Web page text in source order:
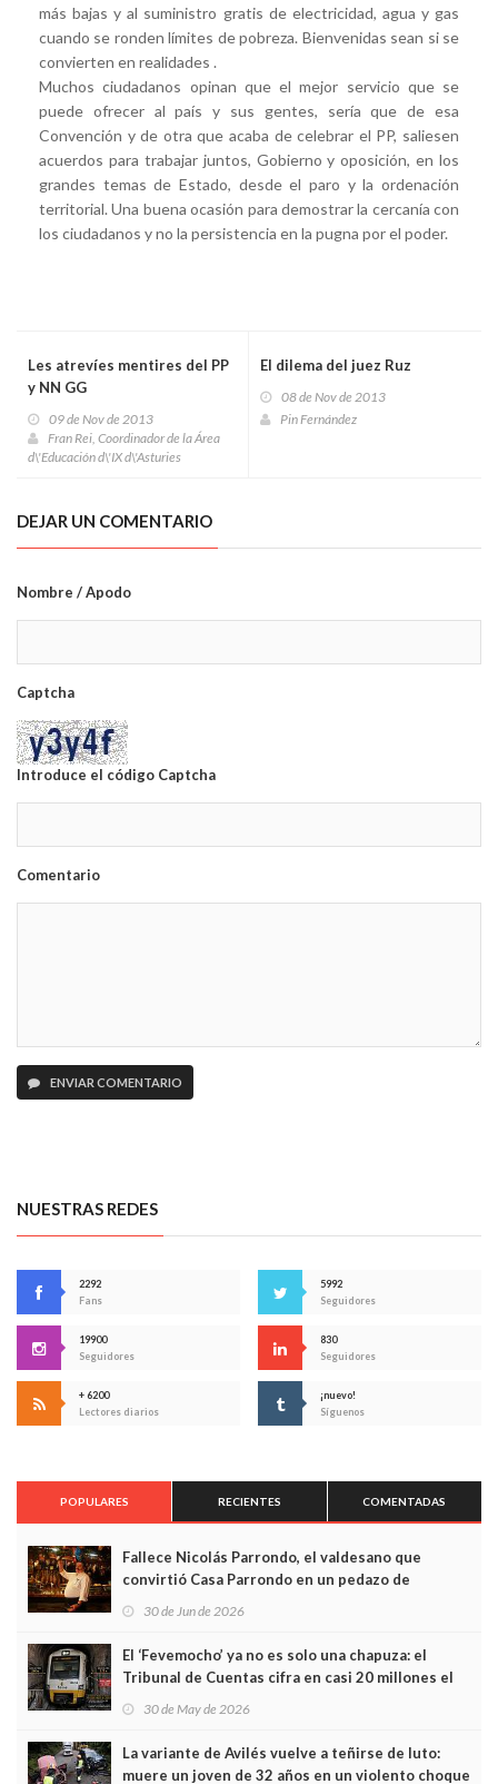
más bajas y al suministro gratis de electricidad, agua y gas
cuando se ronden límites de pobreza. Bienvenidas sean si se
convierten en realidades .
Muchos ciudadanos opinan que el mejor servicio que se
puede ofrecer al país y sus gentes, sería que de esa
Convención y de otra que acaba de celebrar el PP, saliesen
acuerdos para trabajar juntos, Gobierno y oposición, en los
grandes temas de Estado, desde el paro y la ordenación
territorial. Una buena ocasión para demostrar la cercanía con
los ciudadanos y no la persistencia en la pugna por el poder.
Les atrevíes mentires del PP
y NN GG
09 de Nov de 2013
Fran Rei, Coordinador de la Área
d\'Educación d\'IX d\'Asturies
El dilema del juez Ruz
08 de Nov de 2013
Pin Fernández
DEJAR UN COMENTARIO
Nombre / Apodo
Captcha
Introduce el código Captcha
Comentario
ENVIAR COMENTARIO
NUESTRAS REDES
2292
Fans
5992
Seguidores
19900
Seguidores
830
Seguidores
+ 6200
Lectores diarios
¡nuevo!
Síguenos
POPULARES RECIENTES COMENTADAS
Fallece Nicolás Parrondo, el valdesano que
convirtió Casa Parrondo en un pedazo de
Asturias en Madrid
30 de Jun de 2026
El ‘Fevemocho’ ya no es solo una chapuza: el
Tribunal de Cuentas cifra en casi 20 millones el
sobrecoste de los trenes que no cabían por los
30 de May de 2026
La variante de Avilés vuelve a teñirse de luto:
muere un joven de 32 años en un violento choque